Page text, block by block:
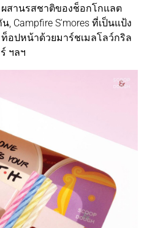
สานรสชาติของช็อกโกแลต
, Campfire S'mores ที่เป็นแป้ง
อปหน้าด้วยมาร์ชเมลโลว์กริล
ฯลฯ